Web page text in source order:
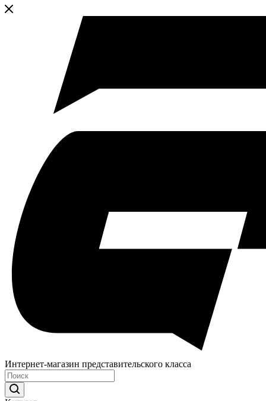
Интернет-магазин представительского класса